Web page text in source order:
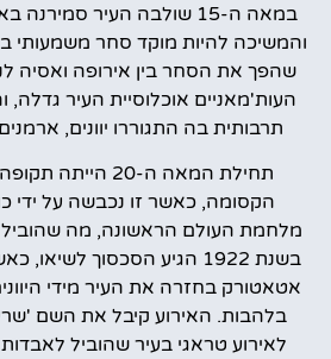
במאה ה-15 שולבה העיר
והמשיכה להיות מוקד סחר משמעותי
שהפך את הסחר בין אירופה ואסיה
העות'מאניים אוכלוסיית העיר גדלה,
תרבותית בה התגוררו יוונים,
תחילת המאה ה-20
הקסומה, כאשר זו נכבשה על ידי
מלחמת העולם הראשונה, מה שהוביל
בשנת 1922 הגיע הסכסוך
אטאטורק בחזרה את העיר מידי
בלהבות. האירוע קיבל את השם
לאירוע טראגי בעיר שהוביל